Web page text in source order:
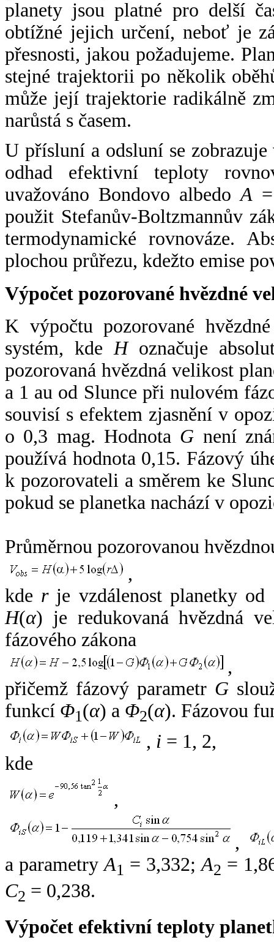
planety jsou platné pro delší
obtížné jejich určení, neboť je
přesnosti, jakou požadujeme.
stejné trajektorii po několik
může její trajektorie radikálně
narůstá s časem.
U přísluní a odsluní se
odhad efektivní teploty
uvažováno Bondovo albedoA
použit Stefanův-Boltzmannův
termodynamické rovnováze.
plochou průřezu, kdežto emise
Výpočet pozorované hvězdné
K výpočtu pozorované
systém, kde Hoznačuje
pozorovaná hvězdná velikost
a 1 au od Slunce při nulovém
souvisí s efektem zjasnění v
o 0,3 mag. Hodnota G není
používá hodnota 0,15. Fázový
k pozorovateli a směrem ke
pokud se planetka nachází v
Průměrnou pozorovanou
,
kde rje vzdálenost planetky od
H(α) je redukovaná hvězdná
fázového zákona
,
přičemž fázový parametr G
funkcí Φ1(α) a Φ2(α). Fázovou
, i = 1, 2,
kde
,
,
a parametryA1 = 3,332;A2 =
C2 = 0,238.
Výpočet efektivní teploty